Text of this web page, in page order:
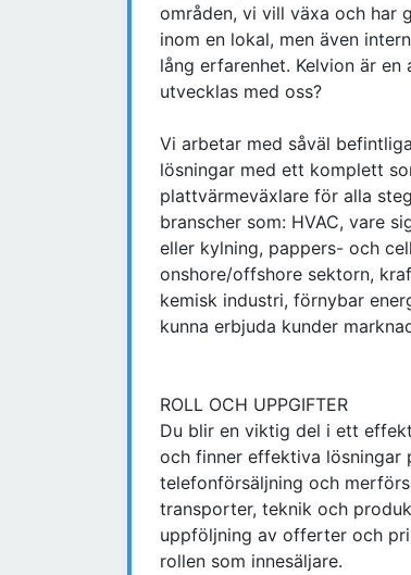
områden, vi vill växa och har
inom en lokal, men även
lång erfarenhet. Kelvion är
utvecklas med oss?
Vi arbetar med såväl
lösningar med ett komplett
plattvärmeväxlare för alla
branscher som: HVAC, vare
eller kylning, pappers- och
onshore/offshore sektorn,
kemisk industri, förnybar
kunna erbjuda kunder
ROLL OCH UPPGIFTER
Du blir en viktig del i ett
och finner effektiva lösningar
telefonförsäljning och
transporter, teknik och
uppföljning av offerter och
rollen som innesäljare.